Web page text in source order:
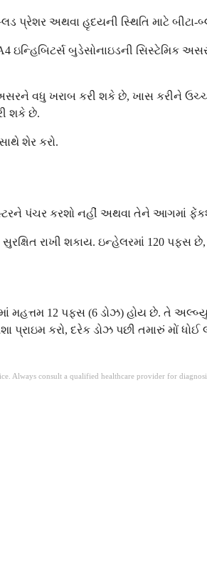
પ્રેશર અથવા હૃદયની સ્થિતિ માટે બીટા-
ઇન્હિબિટર્સ બુડેસોનાઇડની સિસ્ટેમિક
વધુ ખરાબ કરી શકે છે, ખાસ કરીને
શકે છે.
શેર કરો.
પંચર કરશો નહીં અથવા તેને આગમાં
રાખી શકાય. ઇન્હેલરમાં 120 પફ્સ
12 પફ્સ (6 ડોઝ) હોય છે. તે
કરો, દરેક ડોઝ પછી તમારું મોં ધોઈ
Always consult a qualified healthcare provider for